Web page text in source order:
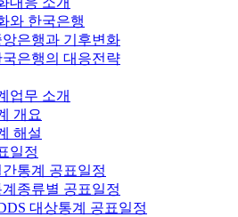
와 한국은행
앙은행과 기후변화
국은행의 대응전략
업무 소개
개요
해설
일정
간통계 공표일정
계종류별 공표일정
대상통계 공표일정